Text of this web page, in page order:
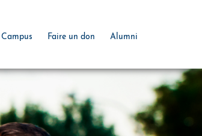
Campus Faire un don Alumni